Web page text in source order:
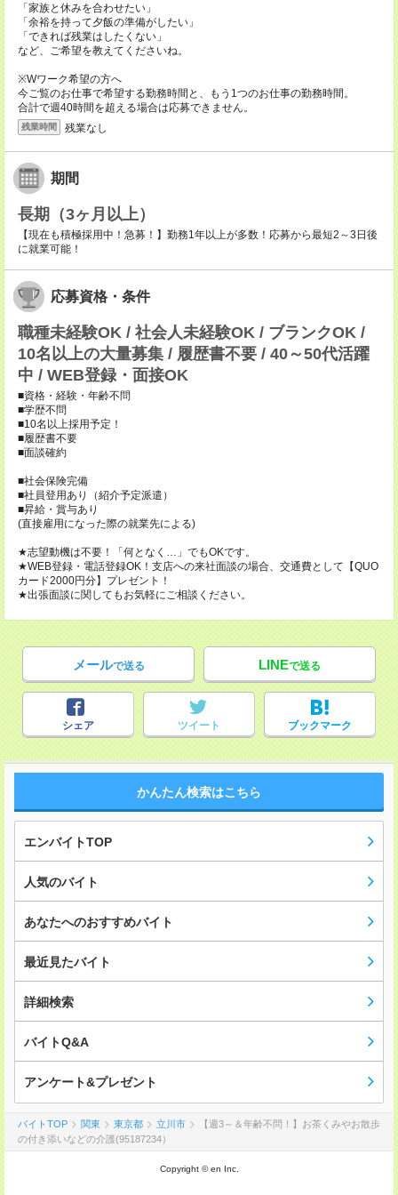
「家族と休みを合わせたい」
「余裕を持って夕飯の準備がしたい」
「できれば残業はしたくない」
など、ご希望を教えてくださいね。
※Wワーク希望の方へ
今ご覧のお仕事で希望する勤務時間と、もう1つのお仕事の勤務時間。
合計で週40時間を超える場合は応募できません。
残業時間 残業なし
期間
長期（3ヶ月以上）
【現在も積極採用中！急募！】勤務1年以上が多数！応募から最短2～3日後
に就業可能！
応募資格・条件
職種未経験OK / 社会人未経験OK / ブランクOK /
10名以上の大量募集 / 履歴書不要 / 40～50代活躍
中 / WEB登録・面接OK
■資格・経験・年齢不問
■学歴不問
■10名以上採用予定！
■履歴書不要
■面談確約
■社会保険完備
■社員登用あり（紹介予定派遣）
■昇給・賞与あり
(直接雇用になった際の就業先による)
★志望動機は不要！「何となく…」でもOKです。
★WEB登録・電話登録OK！支店への来社面談の場合、交通費として【QUO
カード2000円分】プレゼント！
★出張面談に関してもお気軽にご相談ください。
メールで送る LINEで送る
シェア ツイート ブックマーク
かんたん検索はこちら
エンバイトTOP
人気のバイト
あなたへのおすすめバイト
最近見たバイト
詳細検索
バイトQ&A
アンケート&プレゼント
バイトTOP 関東 東京都 立川市
【週3～＆年齢不問！】お茶くみやお散歩
の付き添いなどの介護(95187234）
Copyright © en Inc.